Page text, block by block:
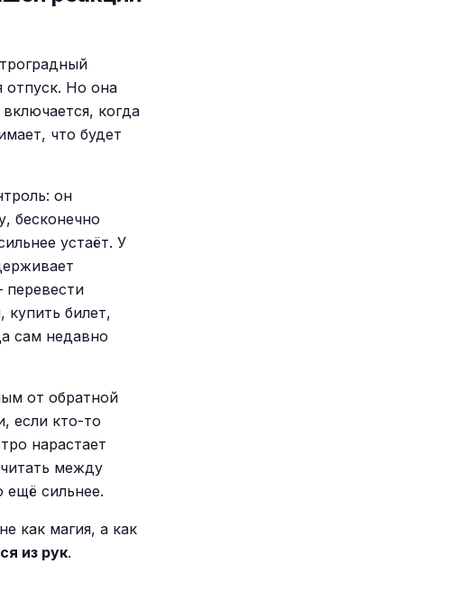
отпуск. Но она
когда
что будет
он
бесконечно
устаёт. У
перевести
купить билет,
сам недавно
от обратной
если кто-то
нарастает
между
ещё сильнее.
как магия, а как
из рук.